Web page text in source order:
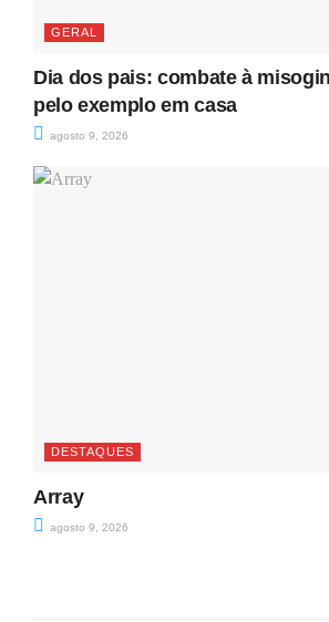
GERAL
Dia dos pais: combate à
pelo exemplo em casa
agosto 9, 2026
DESTAQUES
Array
agosto 9, 2026